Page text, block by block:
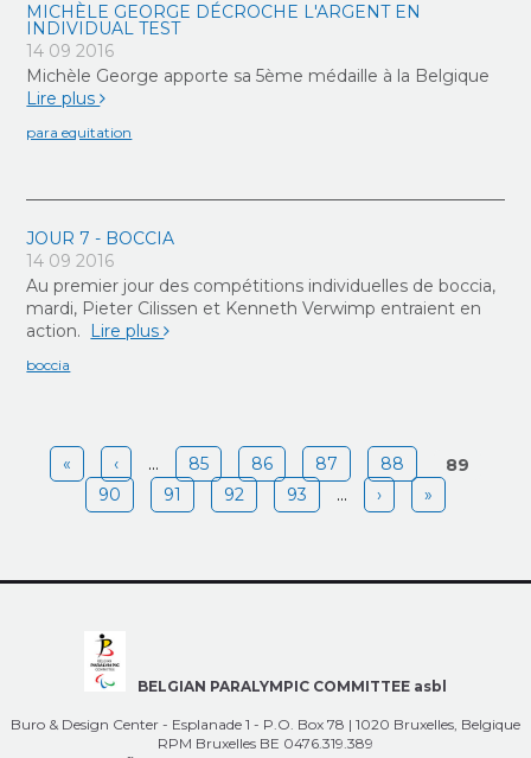
MICHÈLE GEORGE DÉCROCHE L'ARGENT EN
INDIVIDUAL TEST
14 09 2016
Michèle George apporte sa 5ème médaille à la Belgique
Lire plus
para equitation
JOUR 7 - BOCCIA
14 09 2016
Au premier jour des compétitions individuelles de boccia,
mardi, Pieter Cilissen et Kenneth Verwimp entraient en
action. Lire plus
boccia
Pages
« ‹ … 85 86 87 88
89
90
91 92 93 … › »
BELGIAN PARALYMPIC COMMITTEE asbl
Buro & Design Center - Esplanade 1 - P.O. Box 78 | 1020 Bruxelles, Belgique
RPM Bruxelles BE 0476.319.389